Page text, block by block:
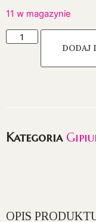
11 w magazynie
DODAJ
Kategoria
OPIS